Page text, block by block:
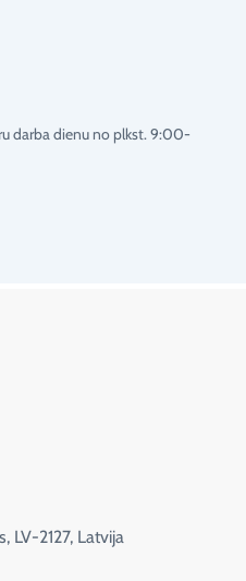
darba dienu no plkst. 9:00-
LV-2127, Latvija